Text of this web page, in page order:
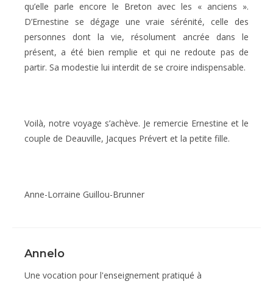
qu’elle parle encore le Breton avec les « anciens ».
D’Ernestine se dégage une vraie sérénité, celle des
personnes dont la vie, résolument ancrée dans le
présent, a été bien remplie et qui ne redoute pas de
partir. Sa modestie lui interdit de se croire indispensable.
Voilà, notre voyage s’achève. Je remercie Ernestine et le
couple de Deauville, Jacques Prévert et la petite fille.
Anne-Lorraine Guillou-Brunner
Annelo
Une vocation pour l'enseignement pratiqué à